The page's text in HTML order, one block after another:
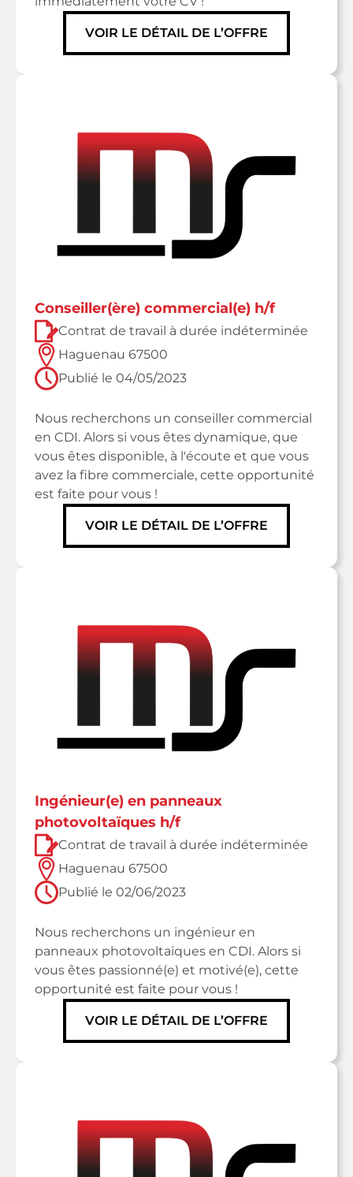
VOIR LE DÉTAIL DE L’OFFRE
conseiller(ère) commercial(e) h/f
Contrat de travail à durée indéterminée
Haguenau 67500
Publié le 04/05/2023
Nous recherchons un conseiller commercial
en CDI. Alors si vous êtes dynamique, que
vous êtes disponible, à l'écoute et que vous
avez la fibre commerciale, cette opportunité
est faite pour vous !
VOIR LE DÉTAIL DE L’OFFRE
ingénieur(e) en panneaux
photovoltaïques h/f
Contrat de travail à durée indéterminée
Haguenau 67500
Publié le 02/06/2023
Nous recherchons un ingénieur en
panneaux photovoltaïques en CDI. Alors si
vous êtes passionné(e) et motivé(e), cette
opportunité est faite pour vous !
VOIR LE DÉTAIL DE L’OFFRE